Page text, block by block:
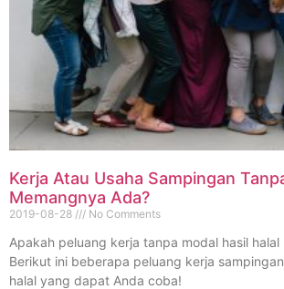
Kerja Atau Usaha Sampingan
Memangnya Ada?
2019-08-28 No Comments
Apakah peluang kerja tanpa modal hasil
Berikut ini beberapa peluang kerja
halal yang dapat Anda coba!